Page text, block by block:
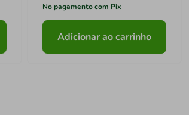
No pagamento com Pix
Adicionar ao carrinho